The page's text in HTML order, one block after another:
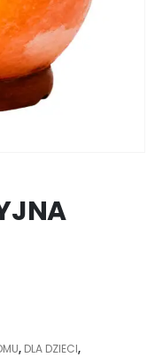
, DLA DZIECI,